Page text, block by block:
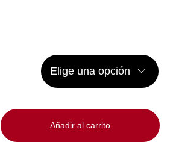

Añadir al carrito